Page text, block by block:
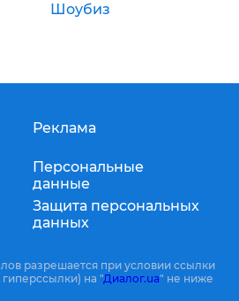
Шоубиз
Реклама
Персональные
данные
Защита персональных
данных
разрешается при условии ссылки
на "Диалог.ua" не ниже